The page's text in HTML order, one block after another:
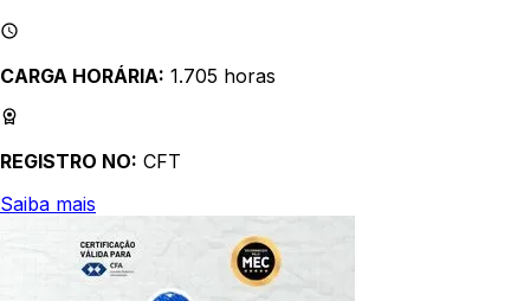
CARGA HORÁRIA: 1.705 horas
REGISTRO NO: CFT
Saiba mais